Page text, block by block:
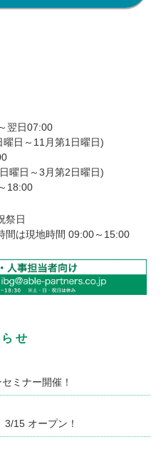
翌日07:00
曜日～11月第1日曜日)
曜日～3月第2日曜日)
18:00
祭日
間は現地時間 09:00～15:00
せ
ミナー開催！
3/15 オープン！